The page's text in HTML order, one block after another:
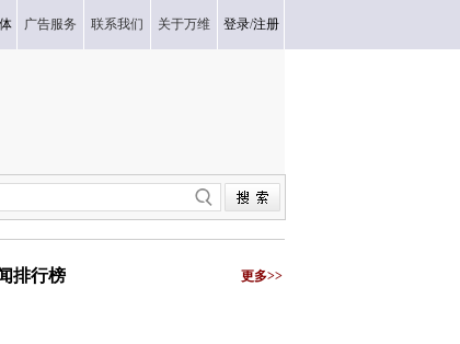
广告服务 联系我们 关于万维 登录/注册
排行榜 更多>>